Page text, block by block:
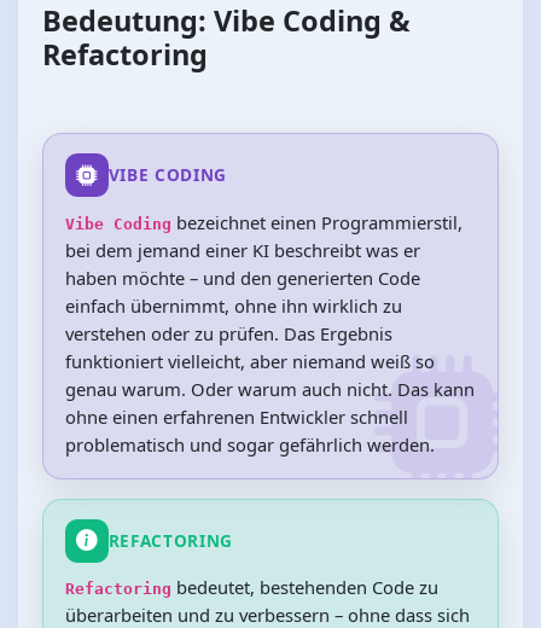
Bedeutung: Vibe Coding &
Refactoring
VIBE CODING
Vibe Coding bezeichnet einen Programmierstil,
bei dem jemand einer KI beschreibt was er
haben möchte – und den generierten Code
einfach übernimmt, ohne ihn wirklich zu
verstehen oder zu prüfen. Das Ergebnis
funktioniert vielleicht, aber niemand weiß so
genau warum. Oder warum auch nicht. Das kann
ohne einen erfahrenen Entwickler schnell
problematisch und sogar gefährlich werden.
REFACTORING
Refactoring bedeutet, bestehenden Code zu
überarbeiten und zu verbessern – ohne dass sich